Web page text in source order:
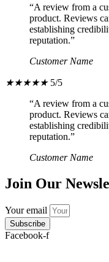
“A review from a
product. Reviews
establishing
reputation.”
Customer Name
★★★★★ 5/5
“A review from a
product. Reviews
establishing
reputation.”
Customer Name
Join Our
Your email
Subscribe
Facebook-f